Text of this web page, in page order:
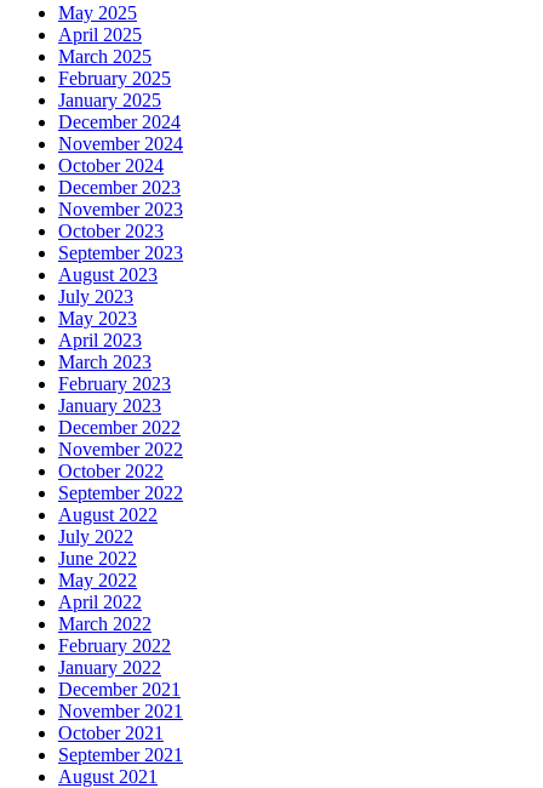
May 2025
April 2025
March 2025
February 2025
January 2025
December 2024
November 2024
October 2024
December 2023
November 2023
October 2023
September 2023
August 2023
July 2023
May 2023
April 2023
March 2023
February 2023
January 2023
December 2022
November 2022
October 2022
September 2022
August 2022
July 2022
June 2022
May 2022
April 2022
March 2022
February 2022
January 2022
December 2021
November 2021
October 2021
September 2021
August 2021